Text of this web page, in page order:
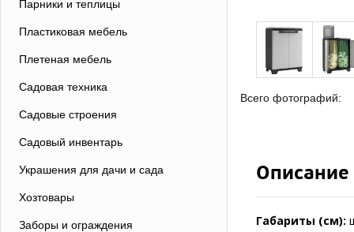
Парники и теплицы
Пластиковая мебель
Плетеная мебель
Садовая техника
Садовые строения
Садовый инвентарь
Украшения для дачи и сада
Хозтовары
Заборы и ограждения
Всего фотографий:
Описание
Габариты (см):